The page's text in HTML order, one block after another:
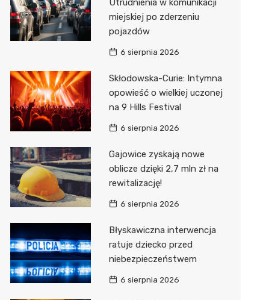
Utrudnienia w komunikacji
miejskiej po zderzeniu
pojazdów
6 sierpnia 2026
Skłodowska-Curie: Intymna
opowieść o wielkiej uczonej
na 9 Hills Festival
6 sierpnia 2026
Gajowice zyskają nowe
oblicze dzięki 2,7 mln zł na
rewitalizację!
6 sierpnia 2026
Błyskawiczna interwencja
ratuje dziecko przed
niebezpieczeństwem
6 sierpnia 2026